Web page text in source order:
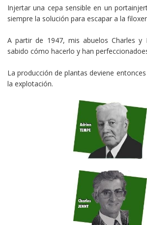
Injertar una cepa sensible en un
siempre la solución para escapar a la
A partir de 1947, mis abuelos Charles y
sabido cómo hacerlo y han
La producción de plantas deviene
la explotación.